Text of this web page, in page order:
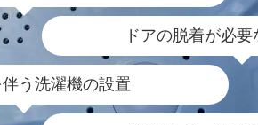
ドアの脱着が必
う洗濯機の設置